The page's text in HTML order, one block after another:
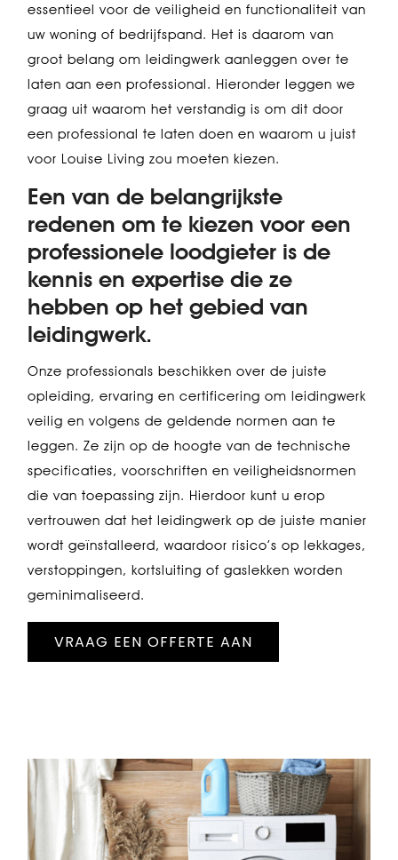
essentieel voor de veiligheid en functionaliteit van
uw woning of bedrijfspand. Het is daarom van
groot belang om leidingwerk aanleggen over te
laten aan een professional. Hieronder leggen we
graag uit waarom het verstandig is om dit door
een professional te laten doen en waarom u juist
voor Louise Living zou moeten kiezen.
Een van de belangrijkste
redenen om te kiezen voor een
professionele loodgieter is de
kennis en expertise die ze
hebben op het gebied van
leidingwerk.
Onze professionals beschikken over de juiste
opleiding, ervaring en certificering om leidingwerk
veilig en volgens de geldende normen aan te
leggen. Ze zijn op de hoogte van de technische
specificaties, voorschriften en veiligheidsnormen
die van toepassing zijn. Hierdoor kunt u erop
vertrouwen dat het leidingwerk op de juiste manier
wordt geïnstalleerd, waardoor risico’s op lekkages,
verstoppingen, kortsluiting of gaslekken worden
geminimaliseerd.
VRAAG EEN OFFERTE AAN